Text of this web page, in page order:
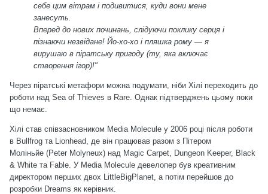
себе цим вітрам і подивитися, куди вони мене
занесуть.
Вперед до нових починань, слідуючи поклику серця і
пізнаючи незвідане! Йо-хо-хо і пляшка рому — я
вирушаю в піратську пригоду (ту, яка включає
створення ігор)!"
Через піратські метафори можна подумати, ніби Хілі переходить до
роботи над Sea of Thieves в Rare. Однак підтверджень цьому поки
що немає.
Хілі став співзасновником Media Molecule у 2006 році після роботи
в Bullfrog та Lionhead , де він працював разом з Пітером
Моліньйе (Peter Molyneux) над Magic Carpet Dungeon Keeper, Black
& White та Fable У Media Molecule девелопер був креативним
директором перших двох LittleBigPlanet , а потім перейшов до
розробки Dreams як керівник.